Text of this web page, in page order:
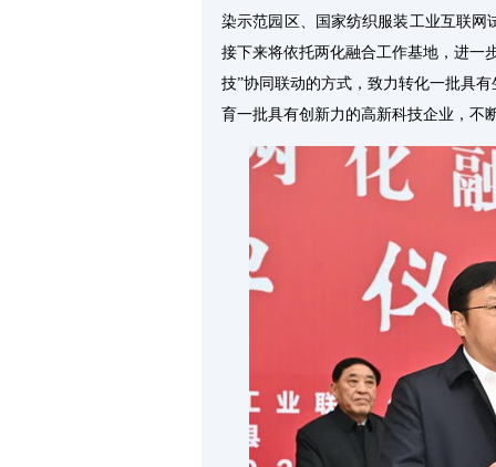
染示范园区、国家纺织服装工业互联
接下来将依托两化融合工作基地，进一
技”协同联动的方式，致力转化一批具
育一批具有创新力的高新科技企业，不